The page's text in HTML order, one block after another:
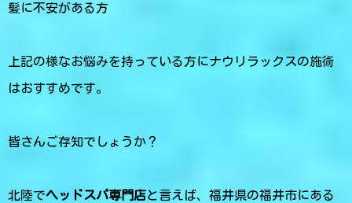
髪に不安がある方
上記の様なお悩みを持っている方にナウリラックスの施術
はおすすめです。
皆さんご存知でしょうか？
北陸でヘッドスパ専門店と言えば、福井県の福井市にある